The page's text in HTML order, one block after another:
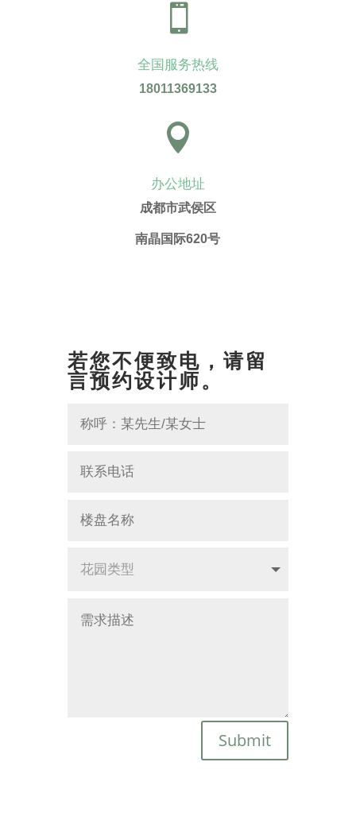

全国服务热线
18011369133

办公地址
成都市武侯区
南晶国际620号
若您不便致电，请留
言预约设计师。
Submit